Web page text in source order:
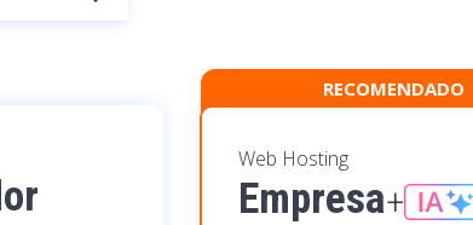
RECOMENDADO
Web Hosting
Empresa+